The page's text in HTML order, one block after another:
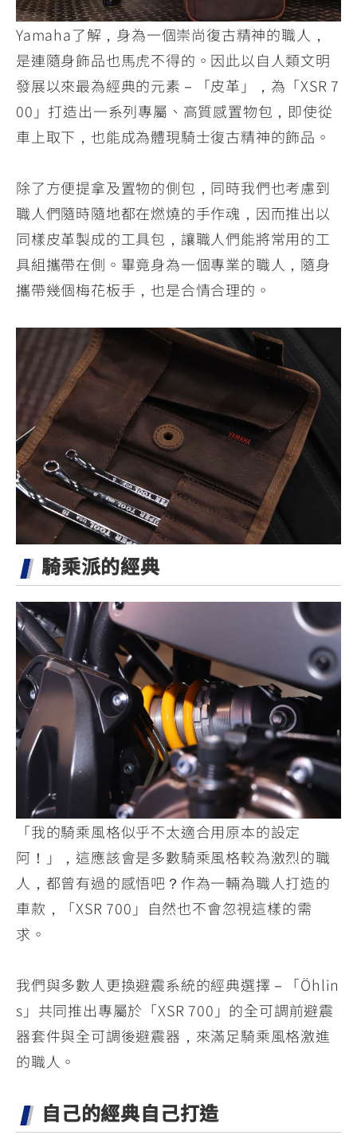
Yamaha了解，身為一個崇尚復古精神的職人，
是連隨身飾品也馬虎不得的。因此以自人類文明
發展以來最為經典的元素－「皮革」，為「XSR 7
00」打造出一系列專屬、高質感置物包，即使從
車上取下，也能成為體現騎士復古精神的飾品。
除了方便提拿及置物的側包，同時我們也考慮到
職人們隨時隨地都在燃燒的手作魂，因而推出以
同樣皮革製成的工具包，讓職人們能將常用的工
具組攜帶在側。畢竟身為一個專業的職人，隨身
攜帶幾個梅花板手，也是合情合理的。
騎乘派的經典
「我的騎乘風格似乎不太適合用原本的設定
阿！」，這應該會是多數騎乘風格較為激烈的職
人，都曾有過的感悟吧？作為一輛為職人打造的
車款，「XSR 700」自然也不會忽視這樣的需
求。
我們與多數人更換避震系統的經典選擇－「Öhlin
s」共同推出專屬於「XSR 700」的全可調前避震
器套件與全可調後避震器，來滿足騎乘風格激進
的職人。
自己的經典自己打造